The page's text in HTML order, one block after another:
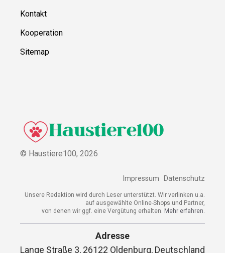
Kontakt
Kooperation
Sitemap
© Haustiere100, 2026
Impressum Datenschutz
Unsere Redaktion wird durch Leser unterstützt. Wir verlinken u.a.
auf ausgewählte Online-Shops und Partner,
von denen wir ggf. eine Vergütung erhalten. Mehr erfahren.
Adresse
Lange Straße 3, 26122 Oldenburg, Deutschland